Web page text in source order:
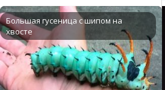
Большая гусеница с шипом на
хвосте